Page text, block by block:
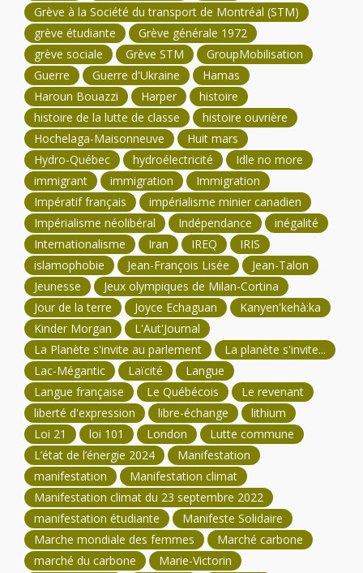
Grève à la Société du transport de Montréal (STM)
grève étudiante
Grève générale 1972
grève sociale
Grève STM
GroupMobilisation
Guerre
Guerre d'Ukraine
Hamas
Haroun Bouazzi
Harper
histoire
histoire de la lutte de classe
histoire ouvrière
Hochelaga-Maisonneuve
Huit mars
Hydro-Québec
hydroélectricité
Idle no more
immigrant
immigration
Immigration
Impératif français
impérialisme minier canadien
Impérialisme néolibéral
Indépendance
inégalité
Internationalisme
Iran IREQ
IRIS
islamophobie
Jean-François Lisée
Jean-Talon
Jeunesse
Jeux olympiques de Milan-Cortina
Jour de la terre
Joyce Echaguan
Kanyen'kehà:ka
Kinder Morgan
L'Aut'Journal
La Planète s'invite au parlement
La planète s'invite...
Lac-Mégantic
Laïcité
Langue
Langue française
Le Québécois
Le revenant
liberté d'expression
libre-échange
lithium
Loi 21
loi 101 London
Lutte commune
L’état de l’énergie 2024
Manifestation
manifestation
Manifestation climat
Manifestation climat du 23 septembre 2022
manifestation étudiante
Manifeste Solidaire
Marche mondiale des femmes
Marché carbone
marché du carbone
Marie-Victorin